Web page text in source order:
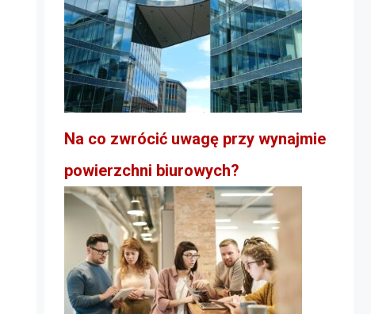
Na co zwrócić uwagę przy wynajmie
powierzchni biurowych?